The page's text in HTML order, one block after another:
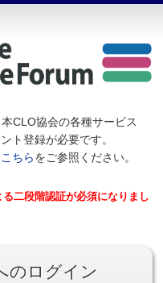
CLO協会の各種サービス
ト登録が必要です。
こちらをご参照ください。
二段階認証が必須になりまし
のログイン